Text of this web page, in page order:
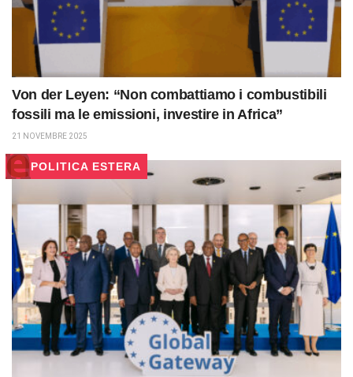
Von der Leyen: “Non combattiamo i combustibili
fossili ma le emissioni, investire in Africa”
21 NOVEMBRE 2025
POLITICA ESTERA